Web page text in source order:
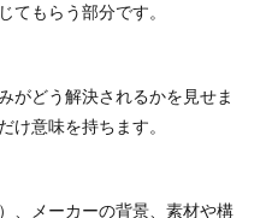
てもらう部分です。
がどう解決されるかを見せま
け意味を持ちます。
、メーカーの背景、素材や構